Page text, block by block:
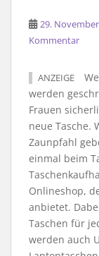
29.
Kommentar
ANZEIGE
werden
Frauen
neue Tasche.
Zaunpfahl
einmal beim
Onlineshop,
anbietet.
Taschen für
werden auch